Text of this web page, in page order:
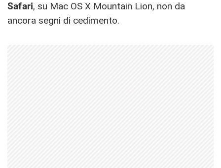
Safari, su Mac OS X Mountain Lion, non da
ancora segni di cedimento.